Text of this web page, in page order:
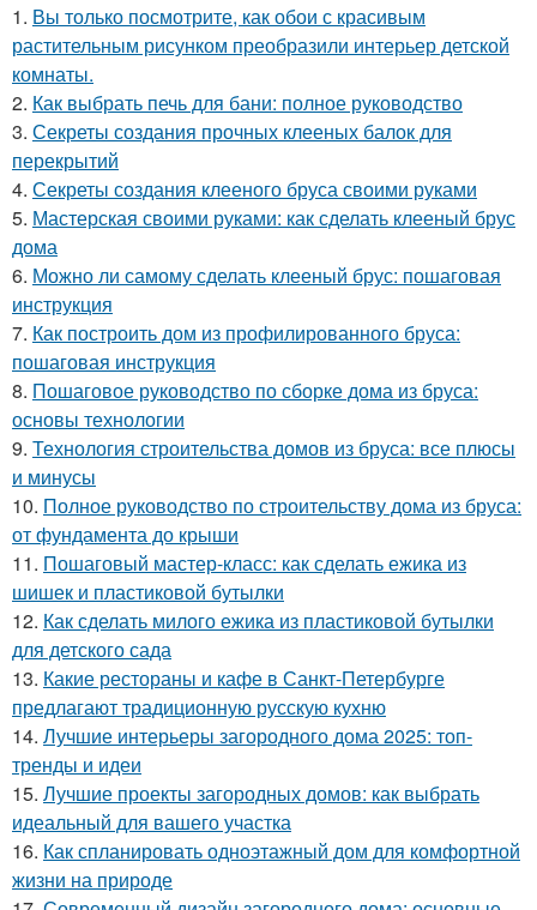
1. Вы только посмотрите, как обои с красивым
растительным рисунком преобразили интерьер детской
комнаты.
2. Как выбрать печь для бани: полное руководство
3. Секреты создания прочных клееных балок для
перекрытий
4. Секреты создания клееного бруса своими руками
5. Мастерская своими руками: как сделать клееный брус
дома
6. Можно ли самому сделать клееный брус: пошаговая
инструкция
7. Как построить дом из профилированного бруса:
пошаговая инструкция
8. Пошаговое руководство по сборке дома из бруса:
основы технологии
9. Технология строительства домов из бруса: все плюсы
и минусы
10. Полное руководство по строительству дома из бруса:
от фундамента до крыши
11. Пошаговый мастер-класс: как сделать ежика из
шишек и пластиковой бутылки
12. Как сделать милого ежика из пластиковой бутылки
для детского сада
13. Какие рестораны и кафе в Санкт-Петербурге
предлагают традиционную русскую кухню
14. Лучшие интерьеры загородного дома 2025: топ-
тренды и идеи
15. Лучшие проекты загородных домов: как выбрать
идеальный для вашего участка
16. Как спланировать одноэтажный дом для комфортной
жизни на природе